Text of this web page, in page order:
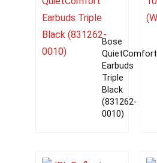
Bose
QuietComfort
Earbuds
Triple
Black
(831262-
0010)